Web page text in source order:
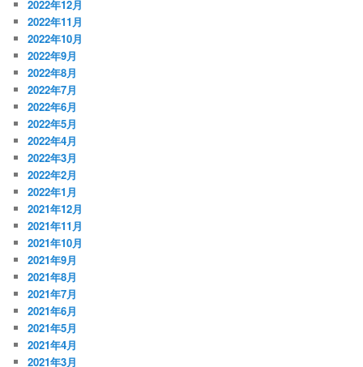
2022年12月
2022年11月
2022年10月
2022年9月
2022年8月
2022年7月
2022年6月
2022年5月
2022年4月
2022年3月
2022年2月
2022年1月
2021年12月
2021年11月
2021年10月
2021年9月
2021年8月
2021年7月
2021年6月
2021年5月
2021年4月
2021年3月